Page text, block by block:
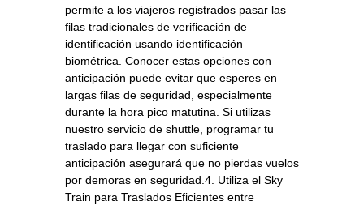
permite a los viajeros registrados pasar las
filas tradicionales de verificación de
identificación usando identificación
biométrica. Conocer estas opciones con
anticipación puede evitar que esperes en
largas filas de seguridad, especialmente
durante la hora pico matutina. Si utilizas
nuestro servicio de shuttle, programar tu
traslado para llegar con suficiente
anticipación asegurará que no pierdas vuelos
por demoras en seguridad.4. Utiliza el Sky
Train para Traslados Eficientes entre